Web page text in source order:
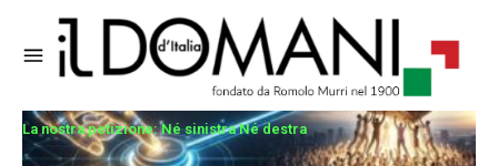
La nostra petizione: Né sinistra Né destra